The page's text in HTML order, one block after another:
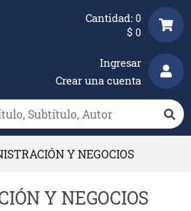
Ingresar
Crear una cuenta
Cantidad: 0
$ 0
Y NEGOCIOS
Y NEGOCIOS